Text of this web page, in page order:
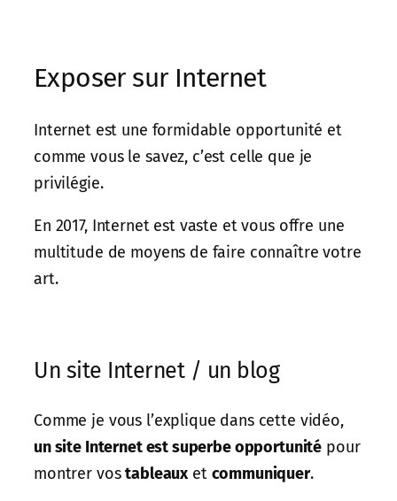
Exposer sur Internet
Internet est une formidable opportunité et
comme vous le savez, c’est celle que je
privilégie.
En 2017, Internet est vaste et vous offre une
multitude de moyens de faire connaître votre
art.
Un site Internet / un blog
Comme je vous l’explique dans cette vidéo,
un site Internet est superbe opportunité pour
montrer vostableauxet communiquer.